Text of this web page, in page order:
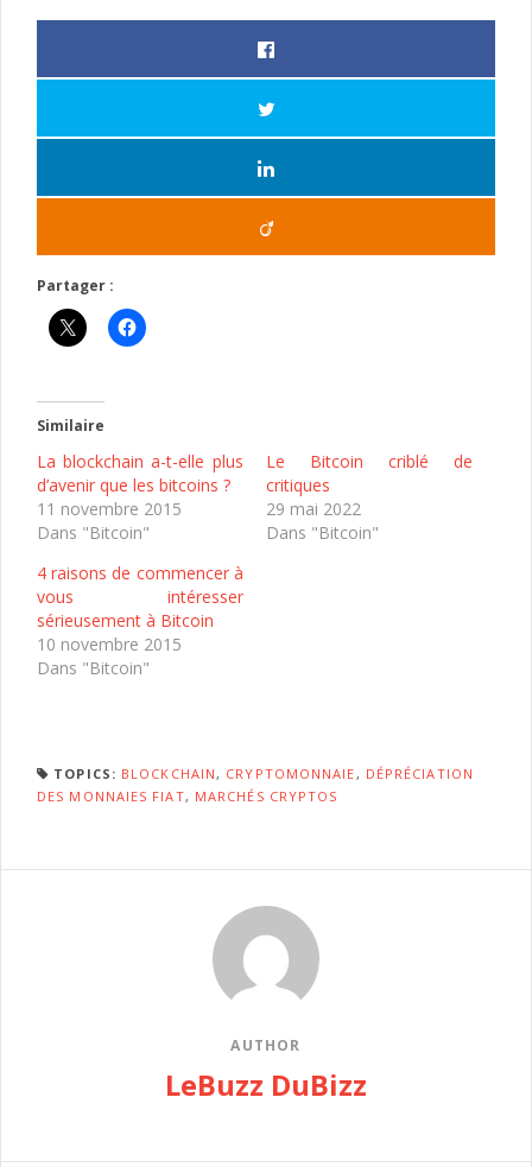
Partager :
Similaire
La blockchain a-t-elle plus
d’avenir que les bitcoins ?
11 novembre 2015
Dans "Bitcoin"
Le Bitcoin criblé de
critiques
29 mai 2022
Dans "Bitcoin"
4 raisons de commencer à
vous intéresser
sérieusement à Bitcoin
10 novembre 2015
Dans "Bitcoin"
TOPICS: BLOCKCHAIN , CRYPTOMONNAIE , DÉPRÉCIATION
DES MONNAIES FIAT, MARCHÉS CRYPTOS
AUTHOR
LeBuzz DuBizz